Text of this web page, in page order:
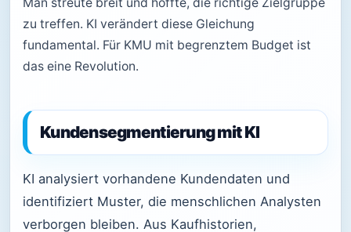
zu treffen. KI verändert diese Gleichung
fundamental. Für KMU mit begrenztem Budget ist
das eine Revolution.
Kundensegmentierung mit KI
KI analysiert vorhandene Kundendaten und
identifiziert Muster, die menschlichen Analysten
verborgen bleiben. Aus Kaufhistorien,